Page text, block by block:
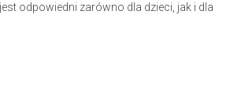
odpowiedni zarówno dla dzieci, jak i dla